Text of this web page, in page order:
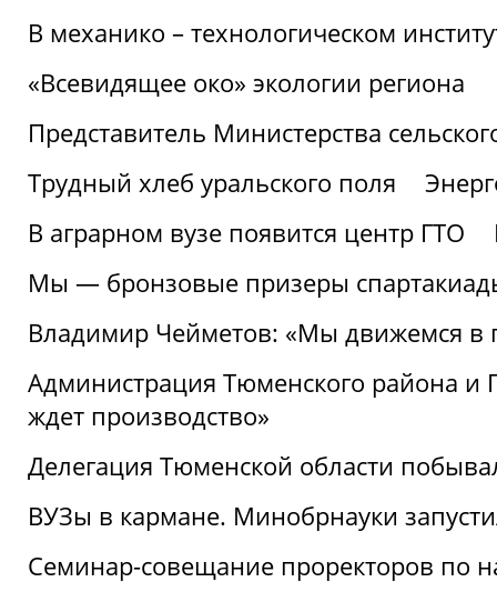
В механико – технологическом
«Всевидящее око» экологии региона
Представитель Министерства
Трудный хлеб уральского поля
В аграрном вузе появится центр ГТО
Мы — бронзовые призеры
Владимир Чейметов: «Мы движемся в
Администрация Тюменского района и
ждет производство»
Делегация Тюменской области
ВУЗы в кармане. Минобрнауки
Семинар-совещание проректоров по